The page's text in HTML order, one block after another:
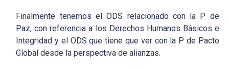
Finalmente tenemos el ODS relacionado con la P de
Paz, con referencia a los Derechos Humanos Básicos e
Integridad y el ODS que tiene que ver con la P de Pacto
Global desde la perspectiva de alianzas.